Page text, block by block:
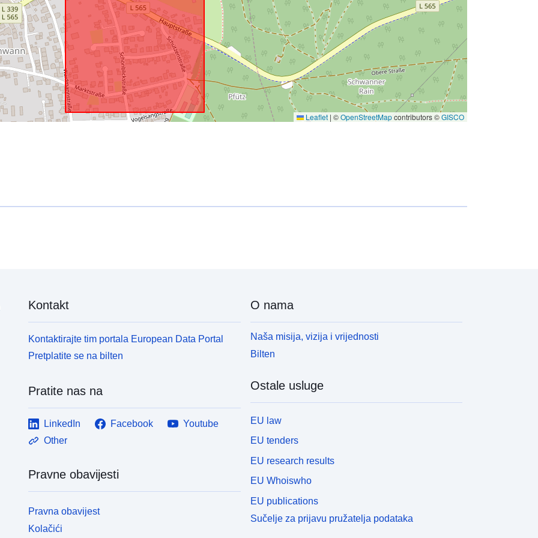
Leaflet | ©OpenStreetMapcontributors ©GISCO
Kontakt
Kontaktirajte tim portala European Data Portal
Pretplatite se na bilten
Pratite nas na
LinkedIn Facebook
Youtube
Other
Pravne obavijesti
Pravna obavijest
Kolačići
O nama
Naša misija, vizija i vrijednosti
Bilten
Ostale usluge
EU law
EU tenders
EU research results
EU Whoiswho
EU publications
Sučelje za prijavu pružatelja podataka